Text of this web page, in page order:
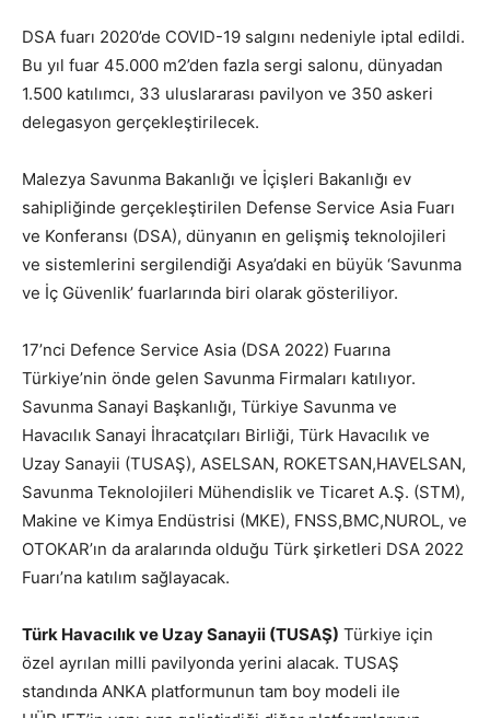
DSA fuarı 2020’de COVID-19 salgını nedeniyle iptal edildi.
Bu yıl fuar 45.000 m2’den fazla sergi salonu, dünyadan
1.500 katılımcı, 33 uluslararası pavilyon ve 350 askeri
delegasyon gerçekleştirilecek.
Malezya Savunma Bakanlığı ve İçişleri Bakanlığı ev
sahipliğinde gerçekleştirilen Defense Service Asia Fuarı
ve Konferansı (DSA), dünyanın en gelişmiş teknolojileri
ve sistemlerini sergilendiği Asya’daki en büyük ‘Savunma
ve İç Güvenlik’ fuarlarında biri olarak gösteriliyor.
17’nci Defence Service Asia (DSA 2022) Fuarına
Türkiye’nin önde gelen Savunma Firmaları katılıyor.
Savunma Sanayi Başkanlığı, Türkiye Savunma ve
Havacılık Sanayi İhracatçıları Birliği, Türk Havacılık ve
Uzay Sanayii (TUSAŞ), ASELSAN, ROKETSAN,HAVELSAN,
Savunma Teknolojileri Mühendislik ve Ticaret A.Ş. (STM),
Makine ve Kimya Endüstrisi (MKE), FNSS,BMC,NUROL, ve
OTOKAR’ın da aralarında olduğu Türk şirketleri DSA 2022
Fuarı’na katılım sağlayacak.
Türk Havacılık ve Uzay Sanayii (TUSAŞ) Türkiye için
özel ayrılan milli pavilyonda yerini alacak. TUSAŞ
standında ANKA platformunun tam boy modeli ile